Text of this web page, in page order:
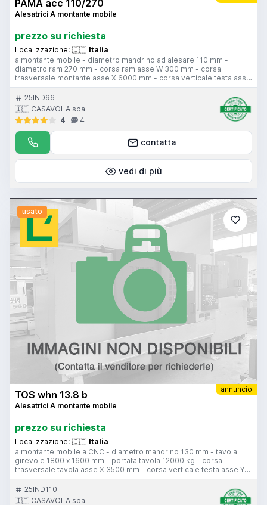
PAMA acc 110/270
Alesatrici A montante mobile
prezzo su richiesta
Localizzazione: 🇮🇹 Italia
a montante mobile - diametro mandrino ad alesare 110 mm -
diametro ram 270 mm - corsa ram asse W 300 mm - corsa
trasversale montante asse X 6000 mm - corsa verticale testa asse
Y 1920 mm - corsa mandrino asse Z 810 mm - cono di attacco
mandrino ISO 50 - potenza motore mandrino 25 hp - 3 gamme
velocità mandrino 1,8-990 giri/min - tavola girevole Tos 2500 x
2000 mm - portata tavola girevole 15000 kg - corsa tavola
girevole 1500 mm - posizionatore 2 assi Fagor
25IND96
🇮🇹 CASAVOLA spa
4
4
contatta
vedi di più
usato
annuncio
TOS whn 13.8 b
Alesatrici A montante mobile
prezzo su richiesta
Localizzazione: 🇮🇹 Italia
a montante mobile a CNC - diametro mandrino 130 mm - tavola
girevole 1800 x 1600 mm - portata tavola 12000 kg - corsa
trasversale tavola asse X 3500 mm - corsa verticale testa asse Y
2000 mm - corsa longitudinale montante asse W 1250 mm - corsa
canotto asse Z 800 mm – velocità rotazione mandrino 1,25-900
giri/min - avanzamento di lavoro 0-2500 mm/min - cono di attacco
25IND110
🇮🇹 CASAVOLA spa